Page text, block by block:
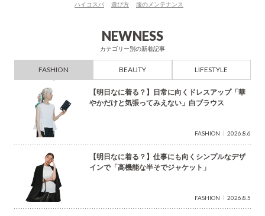
ハイコスパ
選び方 服のメンテナンス
NEWNESS
カテゴリー別の新着記事
FASHION BEAUTY LIFESTYLE
【明日なに着る？】日常に向くドレスアップ「華
やかだけと気張ってみえない」白ブラウス
FASHION 2026.8.6
【明日なに着る？】仕事にも向くシンプルなデザ
インで「高機能な半そでジャケット」
FASHION 2026.8.5